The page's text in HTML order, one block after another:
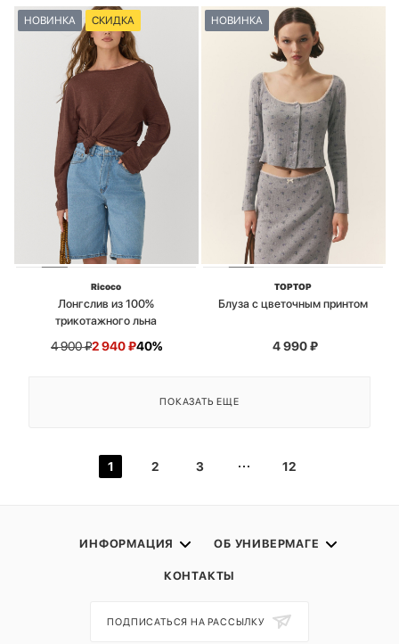
НОВИНКА СКИДКА
Ricoco
Лонгслив из 100%
трикотажного льна
4 900₽2 940₽40%
НОВИНКА
TOPTOP
Блуза с цветочным принтом
4 990₽
ПОКАЗАТЬ ЕЩЕ
1 2 3 12
ИНФОРМАЦИЯ ОБ УНИВЕРМАГЕ
КОНТАКТЫ
ПОДПИСАТЬСЯ НА РАССЫЛКУ